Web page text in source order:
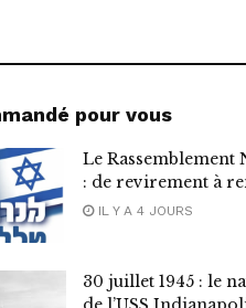
pour vous
Le Rassemblement
: de revirement à
IL Y A 4 JOURS
30 juillet 1945 : le